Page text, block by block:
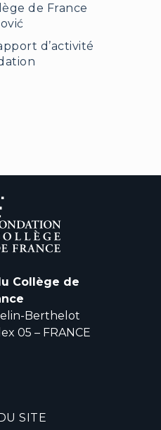
de France
d’activité
Collège de
Berthelot
05 – FRANCE
SITE